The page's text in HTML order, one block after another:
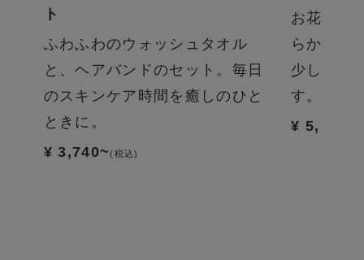
ト
ふわふわのウォッシュタオル
と、ヘアバンドのセット。毎日
のスキンケア時間を癒しのひと
ときに。
¥ 3,740~(税込)
お花見の
らかなカ
少し楽し
す。
¥ 5,445